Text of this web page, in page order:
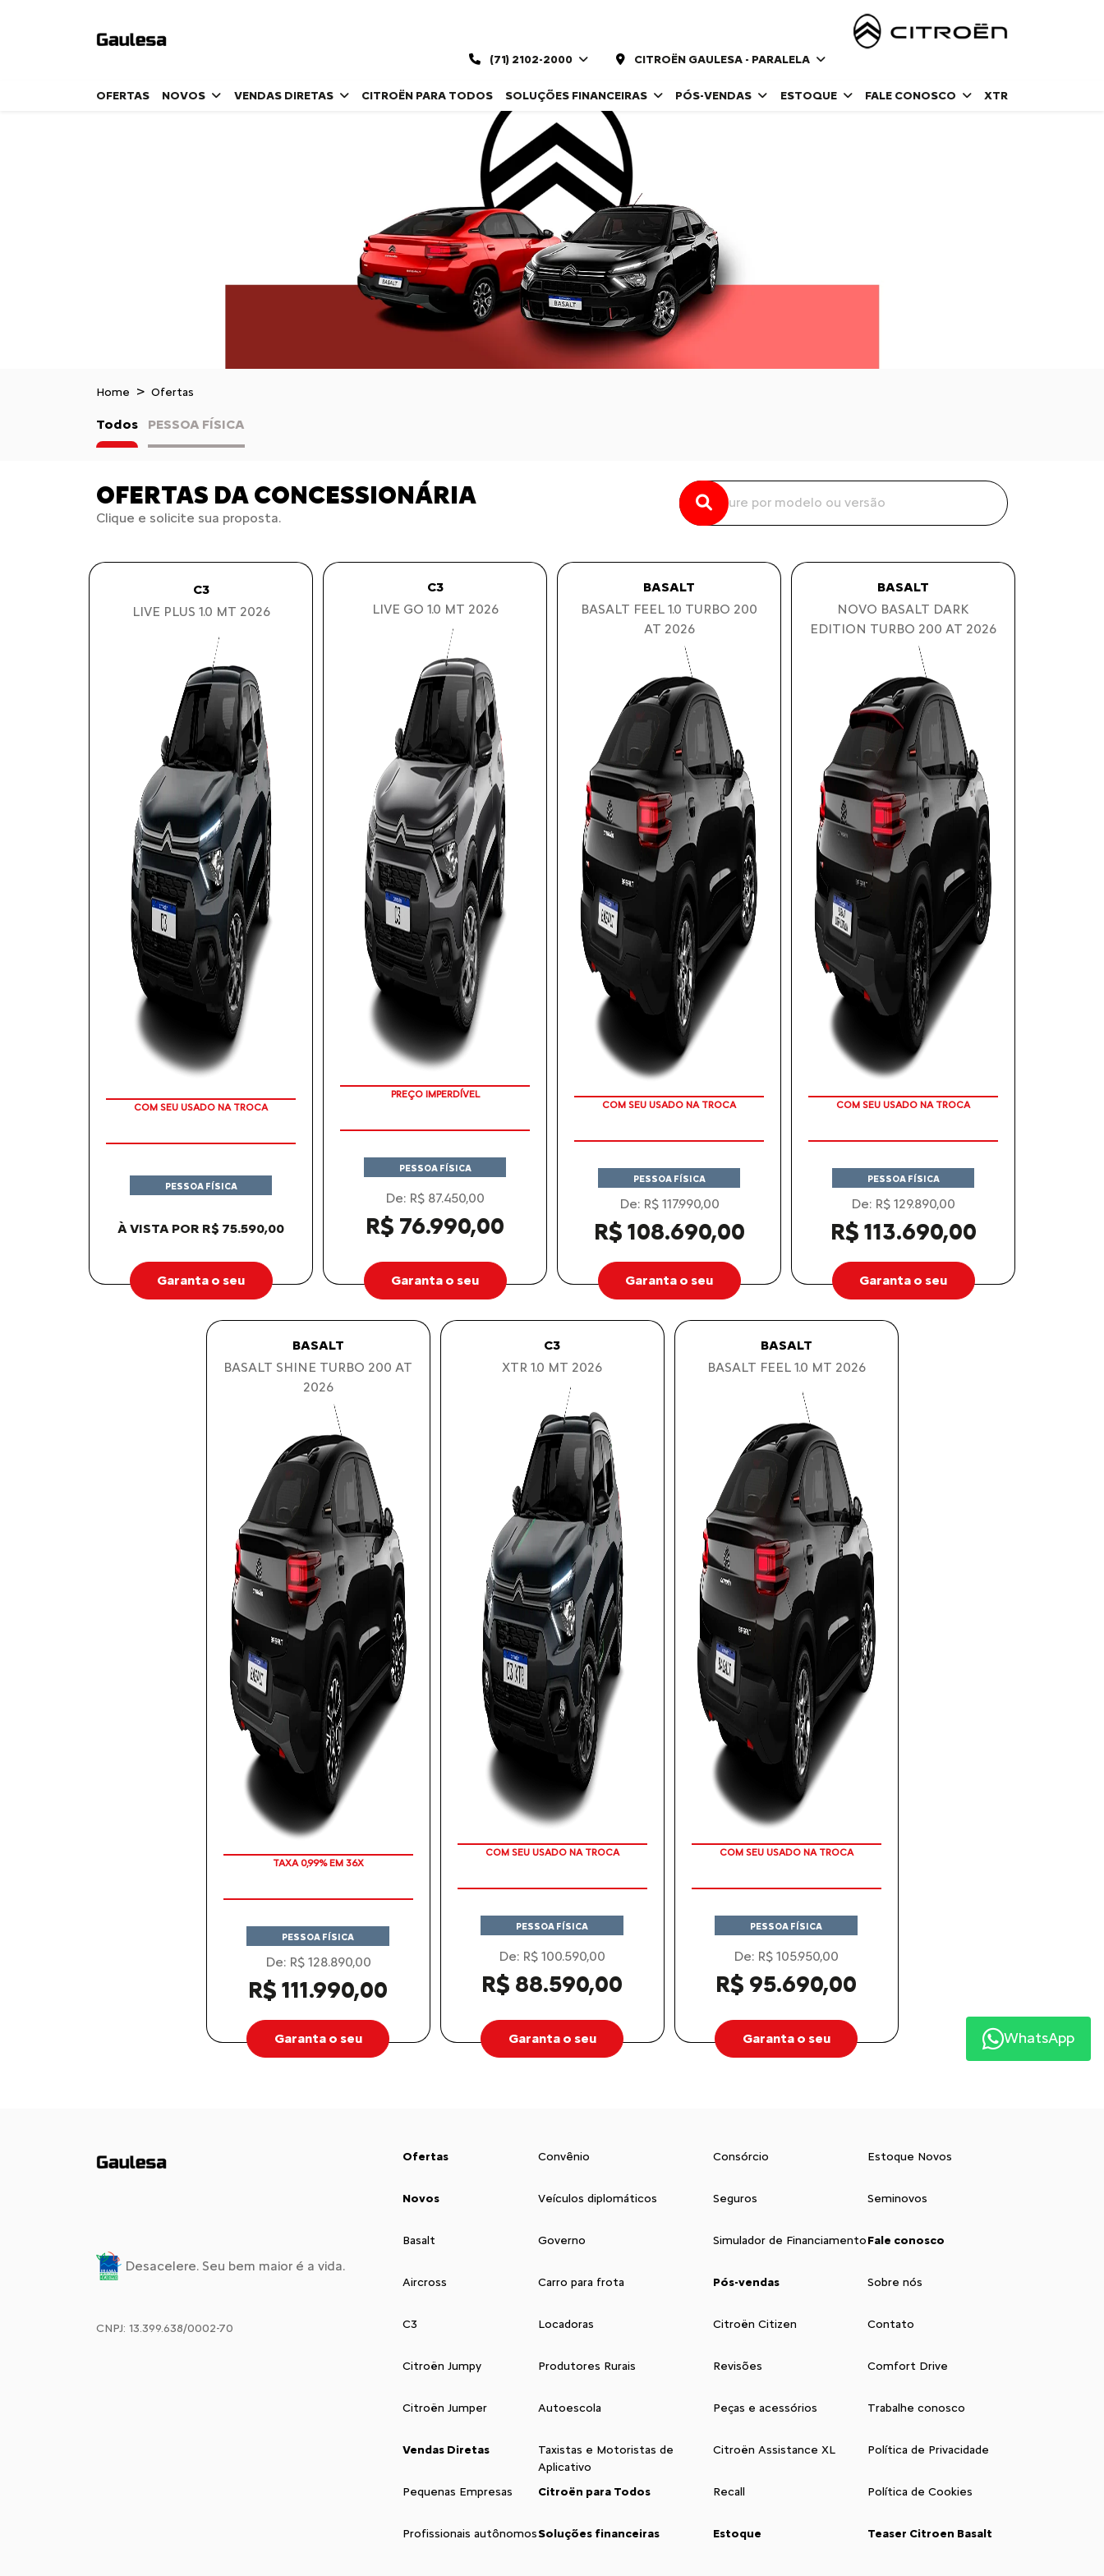
(71) 2102-2000 CITROËN GAULESA - PARALELA
OFERTAS NOVOS VENDAS DIRETAS CITROËN PARA TODOS SOLUÇÕES FINANCEIRAS PÓS-VENDAS ESTOQUE FALE CONOSCO XTR
Home Ofertas
Todos PESSOA FÍSICA
OFERTAS DA CONCESSIONÁRIA
Clique e solicite sua proposta.
C3
LIVE PLUS 1.0 MT 2026
COM SEU USADO NA TROCA
À VISTA POR R$ 75.590,00
PESSOA FÍSICA
Garanta o seu
C3
LIVE GO 1.0 MT 2026
PREÇO IMPERDÍVEL
PESSOA FÍSICA
De: R$ 87.450,00
R$ 76.990,00
Garanta o seu
BASALT
BASALT FEEL 1.0 TURBO 200
AT 2026
COM SEU USADO NA TROCA
PESSOA FÍSICA
De: R$ 117.990,00
R$ 108.690,00
Garanta o seu
BASALT
NOVO BASALT DARK
EDITION TURBO 200 AT 2026
COM SEU USADO NA TROCA
PESSOA FÍSICA
De: R$ 129.890,00
R$ 113.690,00
Garanta o seu
BASALT
BASALT SHINE TURBO 200 AT
2026
TAXA 0,99% EM 36X
PESSOA FÍSICA
De: R$ 128.890,00
R$ 111.990,00
Garanta o seu
C3
XTR 1.0 MT 2026
COM SEU USADO NA TROCA
PESSOA FÍSICA
De: R$ 100.590,00
R$ 88.590,00
Garanta o seu
BASALT
BASALT FEEL 1.0 MT 2026
COM SEU USADO NA TROCA
PESSOA FÍSICA
De: R$ 105.950,00
R$ 95.690,00
Garanta o seu
Desacelere. Seu bem maior é a vida.
CNPJ: 13.399.638/0002-70
Ofertas
Novos
Basalt
Aircross
C3
Citroën Jumpy
Citroën Jumper
Vendas Diretas
Pequenas Empresas
Profissionais autônomos
Convênio
Veículos diplomáticos
Governo
Carro para frota
Locadoras
Produtores Rurais
Autoescola
Taxistas e Motoristas de
Aplicativo
Citroën para Todos
Soluções financeiras
Consórcio
Seguros
Simulador de Financiamento
Pós-vendas
Citroën Citizen
Revisões
Peças e acessórios
Citroën Assistance XL
Recall
Estoque
Estoque Novos
Seminovos
Fale conosco
Sobre nós
Contato
Comfort Drive
Trabalhe conosco
Política de Privacidade
Política de Cookies
Teaser Citroen Basalt
WhatsApp